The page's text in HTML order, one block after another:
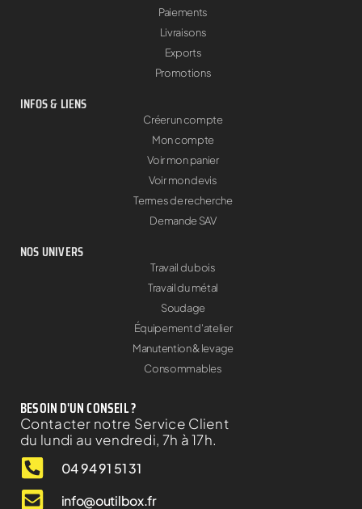
Paiements
Livraisons
Exports
Promotions
INFOS & LIENS
Créer un compte
Mon compte
Voir mon panier
Voir mon devis
Termes de recherche
Demande SAV
NOS UNIVERS
Travail du bois
Travail du métal
Soudage
Équipement d'atelier
Manutention & levage
Consommables
BESOIN D'UN CONSEIL ?
Contacter notre Service Client
du lundi au vendredi, 7h à 17h.
04 94 91 51 31
info@outilbox.fr